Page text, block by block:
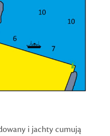
i jachty cumują